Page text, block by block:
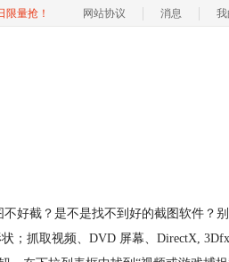
限量抢！ 网站协议 消息
好截？是不是找不到好的截图软件？别
；抓取视频、DVD 屏幕、DirectX,